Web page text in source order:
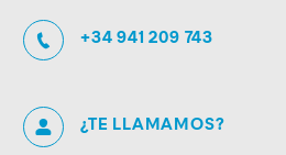
+34 941 209 743
¿TE LLAMAMOS?